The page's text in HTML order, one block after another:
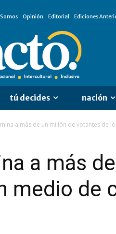
Opinión Editorial Ediciones
tú decides nación
a más de un millón de votantes de
a más
medio de